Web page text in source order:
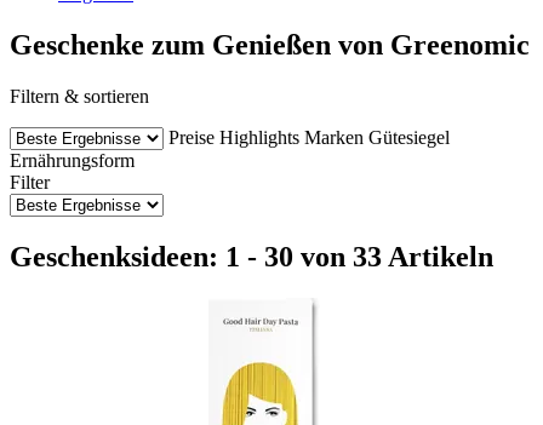
Geschenke zum Genießen von Greenomic
Filtern & sortieren
Preise Highlights Marken Gütesiegel
Ernährungsform
Filter
Geschenksideen: 1 - 30 von 33 Artikeln